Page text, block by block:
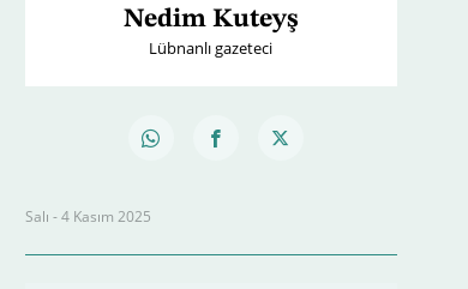
Nedim Kuteyş
Lübnanlı gazeteci
Salı - 4 Kasım 2025